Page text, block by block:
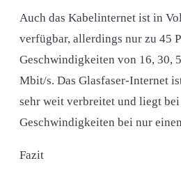
Auch das Kabelinternet ist in
verfügbar, allerdings nur zu 45
Geschwindigkeiten von 16, 30,
Mbit/s. Das Glasfaser-Internet
sehr weit verbreitet und liegt
Geschwindigkeiten bei nur
Fazit